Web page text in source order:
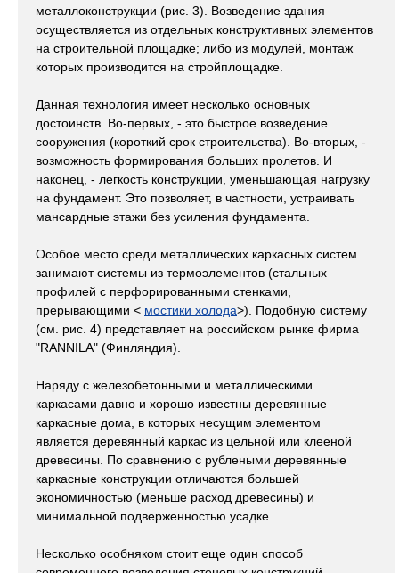
металлоконструкции (рис. 3). Возведение здания
осуществляется из отдельных конструктивных элементов
на строительной площадке; либо из модулей, монтаж
которых производится на стройплощадке.
Данная технология имеет несколько основных
достоинств. Во-первых, - это быстрое возведение
сооружения (короткий срок строительства). Во-вторых, -
возможность формирования больших пролетов. И
наконец, - легкость конструкции, уменьшающая нагрузку
на фундамент. Это позволяет, в частности, устраивать
мансардные этажи без усиления фундамента.
Особое место среди металлических каркасных систем
занимают системы из термоэлементов (стальных
профилей с перфорированными стенками,
прерывающими < мостики холода>). Подобную систему
(см. рис. 4) представляет на российском рынке фирма
"RANNILA" (Финляндия).
Наряду с железобетонными и металлическими
каркасами давно и хорошо известны деревянные
каркасные дома, в которых несущим элементом
является деревянный каркас из цельной или клееной
древесины. По сравнению с рублеными деревянные
каркасные конструкции отличаются большей
экономичностью (меньше расход древесины) и
минимальной подверженностью усадке.
Несколько особняком стоит еще один способ